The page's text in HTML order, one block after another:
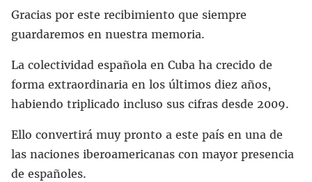
Gracias por este recibimiento que siempre
guardaremos en nuestra memoria.
La colectividad española en Cuba ha crecido de
forma extraordinaria en los últimos diez años,
habiendo triplicado incluso sus cifras desde 2009.
Ello convertirá muy pronto a este país en una de
las naciones iberoamericanas con mayor presencia
de españoles.